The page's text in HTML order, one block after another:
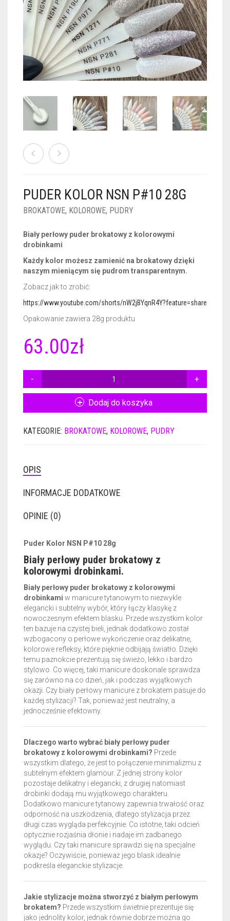
PUDRY BROKATOWE
PUDRY Z DROBINKAMI
PUDRY KOLOR PUR
PUDRY BUDUJĄCE
PUDRY DO FRENCH
PUDRY GALAXY
PUDRY SPARKLE
PUDRY TERMICZNE
PUDRY ŚWIECĄCE
FOIL DIP
ACTIVATOR 50ML
GEL TOP 50ML
BRUSH SAVER 50ML
GEL BASE 15ML
GEL BASE DO ZDOBIEŃ 15ML
ACTIVATOR 15ML
GEL TOP 15ML
NURSING OIL 15ML
BRUSH SAVER 15ML
AKCESORIA
FREZY
FRENCH DIP NSN
PLAKAT
ULOTKI
KOSZYK
PUDER KOLOR NSN P#10 28G
BROKATOWE, KOLOROWE, PUDRY
Biały perłowy puder brokatowy z kolorowymi
drobinkami
Każdy kolor możesz zamienić na brokatowy dzięki
naszym mieniącym się pudrom transparentnym.
Zobacz jak to zrobić:
https://www.youtube.com/shorts/nW2jBYqnR4Y?feature=share
Opakowanie zawiera 28g produktu
63.00zł
PUDER
28G
Dodaj do koszyka
KATEGORIE: BROKATOWE, KOLOROWE, PUDRY
OPIS
INFORMACJE DODATKOWE
OPINIE (0)
Puder Kolor NSN P#10 28g
Biały perłowy puder brokatowy z
kolorowymi drobinkami.
Biały perłowy puder brokatowy z kolorowymi
drobinkami w manicure tytanowym to niezwykle
elegancki i subtelny wybór, który łączy klasykę z
nowoczesnym efektem blasku. Przede wszystkim kolor
ten bazuje na czystej bieli, jednak dodatkowo został
wzbogacony o perłowe wykończenie oraz delikatne,
kolorowe refleksy, które pięknie odbijają światło. Dzięki
temu paznokcie prezentują się świeżo, lekko i bardzo
stylowo. Co więcej, taki manicure doskonale sprawdza
się zarówno na co dzień, jak i podczas wyjątkowych
okazji. Czy biały perłowy manicure z brokatem pasuje do
każdej stylizacji? Tak, ponieważ jest neutralny, a
jednocześnie efektowny.
Dlaczego warto wybrać biały perłowy puder
brokatowy z kolorowymi drobinkami? Przede
wszystkim dlatego, że jest to połączenie minimalizmu z
subtelnym efektem glamour. Z jednej strony kolor
pozostaje delikatny i elegancki, z drugiej natomiast
drobinki dodają mu wyjątkowego charakteru.
Dodatkowo manicure tytanowy zapewnia trwałość oraz
odporność na uszkodzenia, dlatego stylizacja przez
długi czas wygląda perfekcyjnie. Co istotne, taki odcień
optycznie rozjaśnia dłonie i nadaje im zadbanego
wyglądu. Czy taki manicure sprawdzi się na specjalne
okazje? Oczywiście, ponieważ jego blask idealnie
podkreśla eleganckie stylizacje.
Jakie stylizacje można stworzyć z białym perłowym
brokatem? Przede wszystkim świetnie prezentuje się
jako jednolity kolor, jednak równie dobrze można go